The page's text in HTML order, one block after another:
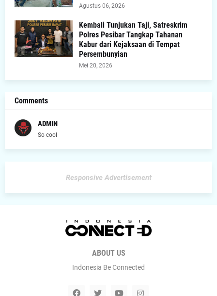
Agustus 06, 2026
Kembali Tunjukan Taji, Satreskrim
Polres Pesibar Tangkap Tahanan
Kabur dari Kejaksaan di Tempat
Persembunyian
Mei 20, 2026
Comments
ADMIN
So cool
Responsive Advertisement
ABOUT US
Indonesia Be Connected